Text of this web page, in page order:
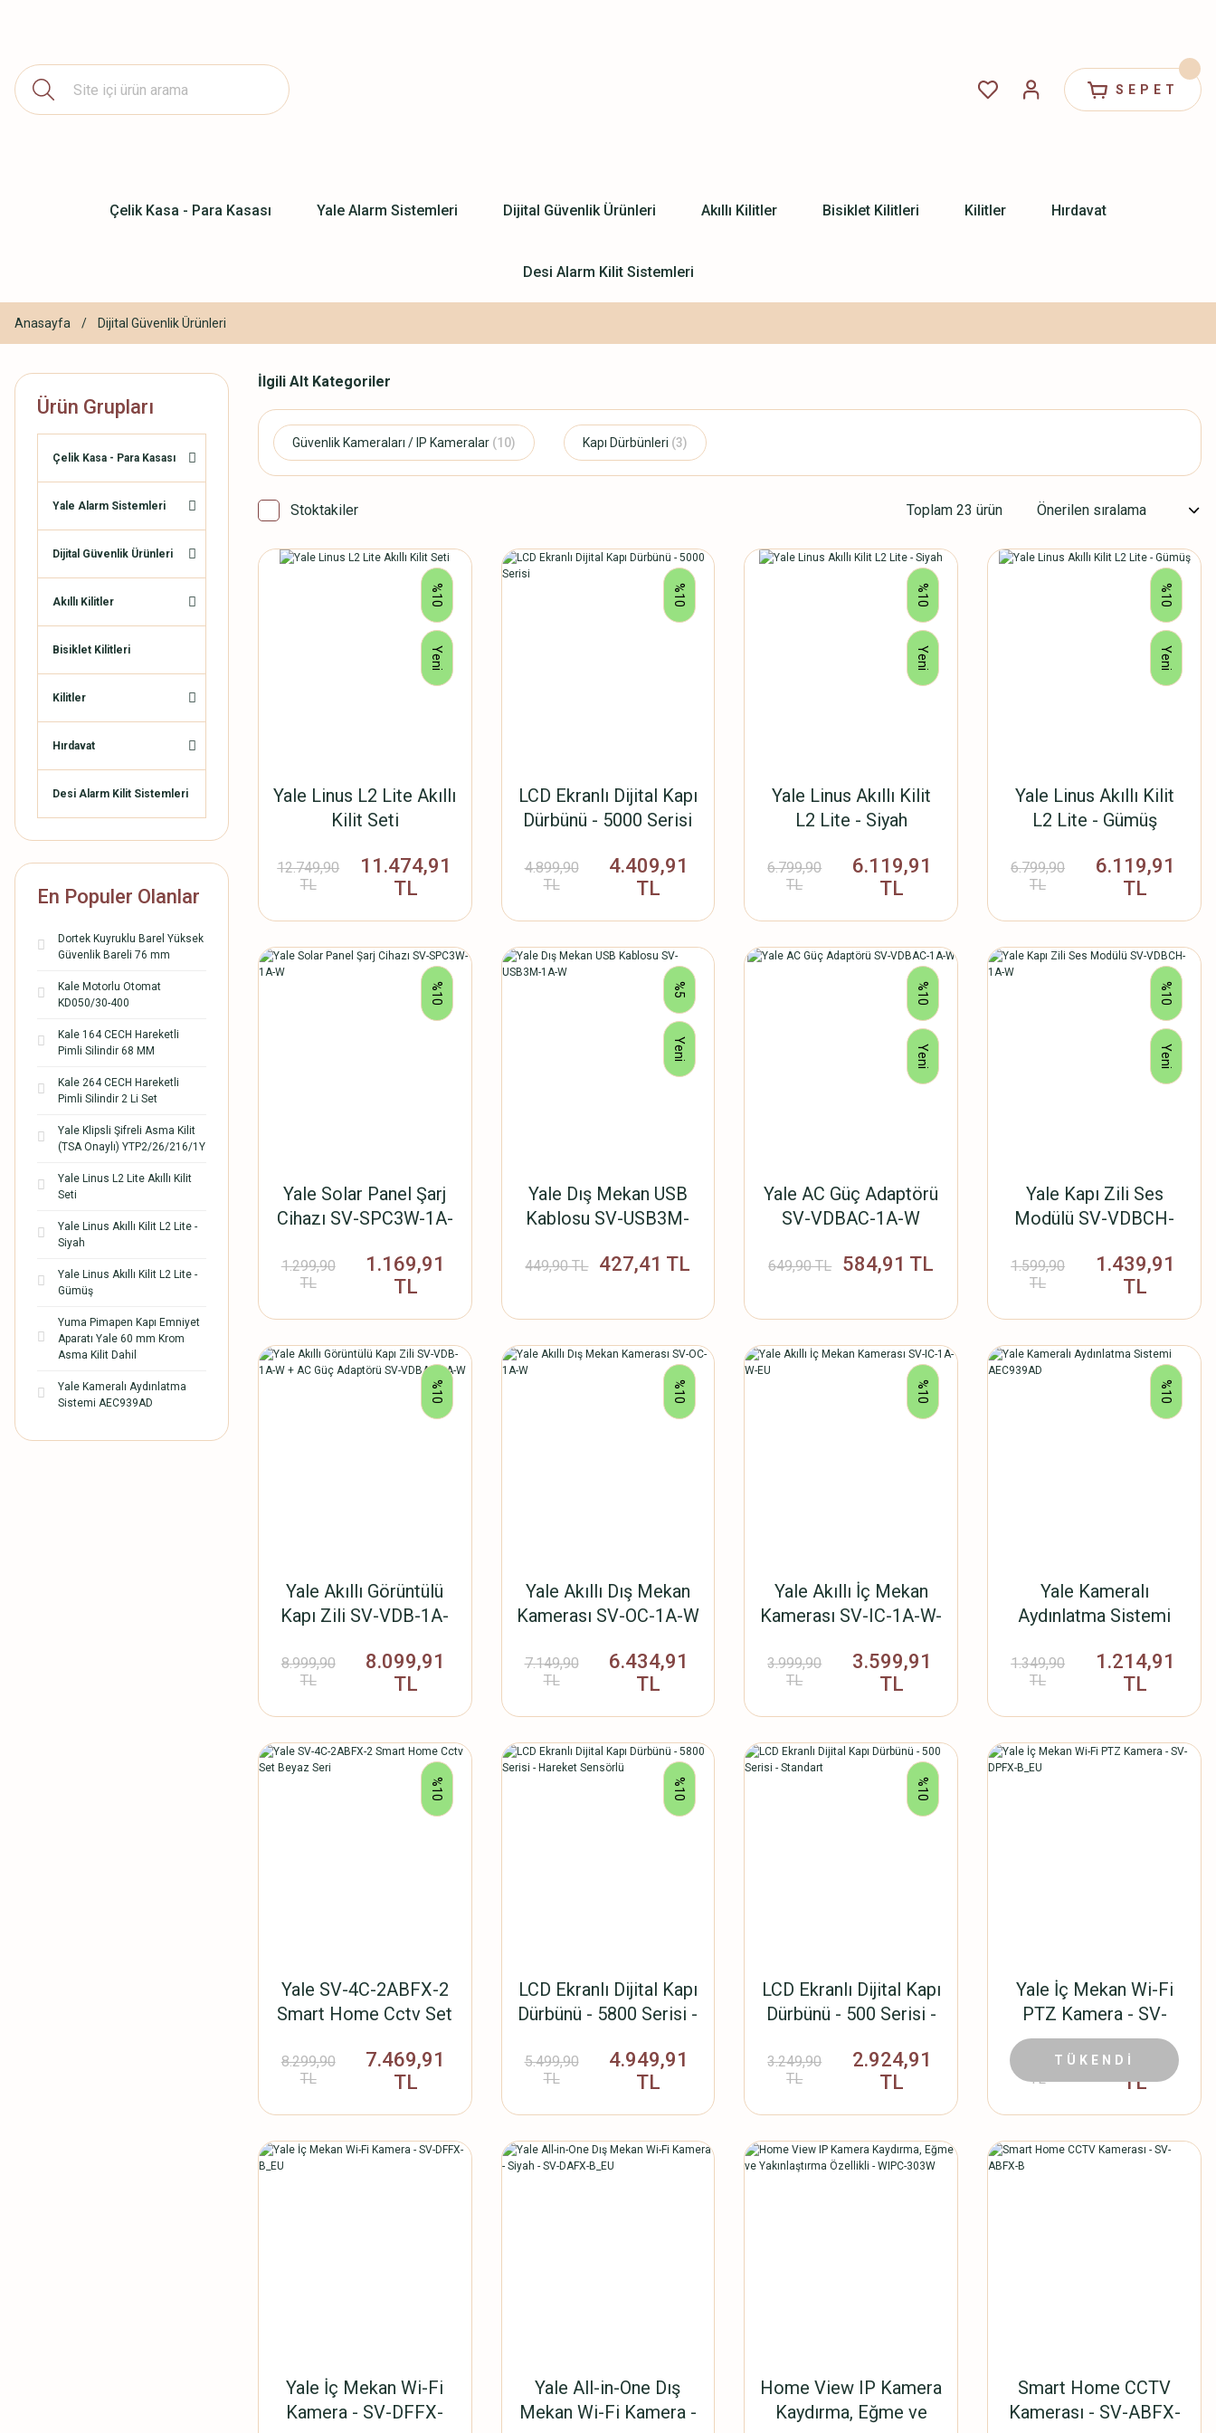
SEPET
Çelik Kasa - Para Kasası Yale Alarm Sistemleri Dijital Güvenlik Ürünleri Akıllı Kilitler Bisiklet Kilitleri Kilitler Hırdavat
Desi Alarm Kilit Sistemleri
Anasayfa Dijital Güvenlik Ürünleri
Ürün Grupları
Çelik Kasa - Para Kasası
Yale Alarm Sistemleri
Dijital Güvenlik Ürünleri
Akıllı Kilitler
Bisiklet Kilitleri
Kilitler
Hırdavat
Desi Alarm Kilit Sistemleri
En Populer Olanlar
Dortek Kuyruklu Barel Yüksek
Güvenlik Bareli 76 mm
Kale Motorlu Otomat
KD050/30-400
Kale 164 CECH Hareketli
Pimli Silindir 68 MM
Kale 264 CECH Hareketli
Pimli Silindir 2 Li Set
Yale Klipsli Şifreli Asma Kilit
(TSA Onaylı) YTP2/26/216/1Y
Yale Linus L2 Lite Akıllı Kilit
Seti
Yale Linus Akıllı Kilit L2 Lite -
Siyah
Yale Linus Akıllı Kilit L2 Lite -
Gümüş
Yuma Pimapen Kapı Emniyet
Aparatı Yale 60 mm Krom
Asma Kilit Dahil
Yale Kameralı Aydınlatma
Sistemi AEC939AD
İlgili Alt Kategoriler
Güvenlik Kameraları / IP Kameralar (10) Kapı Dürbünleri (3)
Stoktakiler Toplam 23 ürün
%10
Yeni
Yale Linus L2 Lite Akıllı
Kilit Seti
12.749,90
TL
11.474,91
TL
%10
LCD Ekranlı Dijital Kapı
Dürbünü - 5000 Serisi
4.899,90
TL
4.409,91
TL
%10
Yeni
Yale Linus Akıllı Kilit
L2 Lite - Siyah
6.799,90
TL
6.119,91
TL
%10
Yeni
Yale Linus Akıllı Kilit
L2 Lite - Gümüş
6.799,90
TL
6.119,91
TL
%10
Yale Solar Panel Şarj
Cihazı SV-SPC3W-1A-
1.299,90
TL
1.169,91
TL
%5
Yeni
Yale Dış Mekan USB
Kablosu SV-USB3M-
449,90 TL 427,41 TL
%10
Yeni
Yale AC Güç Adaptörü
SV-VDBAC-1A-W
649,90 TL 584,91 TL
%10
Yeni
Yale Kapı Zili Ses
Modülü SV-VDBCH-
1.599,90
TL
1.439,91
TL
%10
Yale Akıllı Görüntülü
Kapı Zili SV-VDB-1A-
SV-VDBAC-1A-W
8.999,90
TL
8.099,91
TL
%10
Yale Akıllı Dış Mekan
Kamerası SV-OC-1A-W
7.149,90
TL
6.434,91
TL
%10
Yale Akıllı İç Mekan
Kamerası SV-IC-1A-W-
3.999,90
TL
3.599,91
TL
%10
Yale Kameralı
Aydınlatma Sistemi
1.349,90
TL
1.214,91
TL
%10
Yale SV-4C-2ABFX-2
Smart Home Cctv Set
8.299,90
TL
7.469,91
TL
%10
LCD Ekranlı Dijital Kapı
Dürbünü - 5800 Serisi -
5.499,90
TL
4.949,91
TL
%10
LCD Ekranlı Dijital Kapı
Dürbünü - 500 Serisi -
3.249,90
TL
2.924,91
TL
Yale İç Mekan Wi-Fi
PTZ Kamera - SV-
DPFX-B_EU
2.149,90
TL
2.042,40
TL
TÜKENDİ
Yale İç Mekan Wi-Fi
Kamera - SV-DFFX-
Yale All-in-One Dış
Mekan Wi-Fi Kamera -
Home View IP Kamera
Kaydırma, Eğme ve
Smart Home CCTV
Kamerası - SV-ABFX-